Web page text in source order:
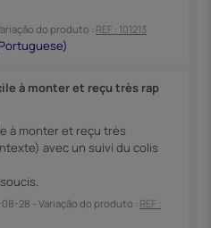
do produto : REF : 101213
à monter et reçu très rap
à monter et reçu très
avec un suivi du colis
28 - Variação do produto : REF :